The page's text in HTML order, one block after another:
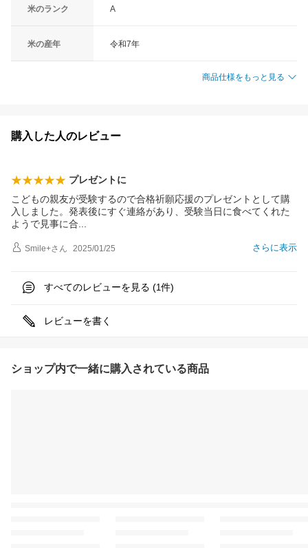
米のランク A
米の産年 令和7年
商品仕様をもっと見る
購入した人のレビュー
プレゼントに
こどもの親友が受験するので合格祈願応援のプレゼントとして購
入しました。発表後にすぐ連絡があり、受験当日に食べてくれた
ようで見事に合
さらに表示
Smile+さん 2025/01/25
すべてのレビューを見る (1件)
レビューを書く
ショップ内で一緒に購入されている商品